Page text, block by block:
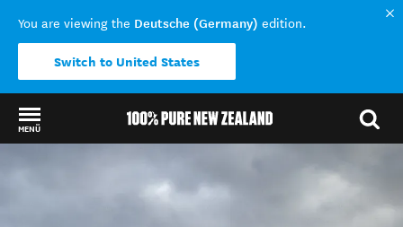
You are viewing the Deutsche (Germany) edition.
Switch to United States
MENÜ